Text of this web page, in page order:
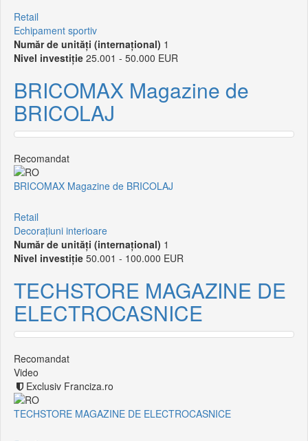
Retail
Echipament sportiv
Număr de unități (internațional) 1
Nivel investiție 25.001 - 50.000 EUR
BRICOMAX Magazine de
BRICOLAJ
Recomandat
BRICOMAX Magazine de BRICOLAJ
Retail
Decorațiuni interioare
Număr de unități (internațional) 1
Nivel investiție 50.001 - 100.000 EUR
TECHSTORE MAGAZINE DE
ELECTROCASNICE
Recomandat
Video
Exclusiv Franciza.ro
TECHSTORE MAGAZINE DE ELECTROCASNICE